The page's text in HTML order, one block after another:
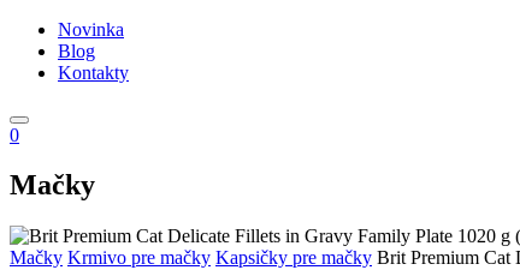
Novinka
Blog
Kontakty
0
Mačky
Mačky Krmivo pre mačky Kapsičky pre mačky Brit Premium Cat